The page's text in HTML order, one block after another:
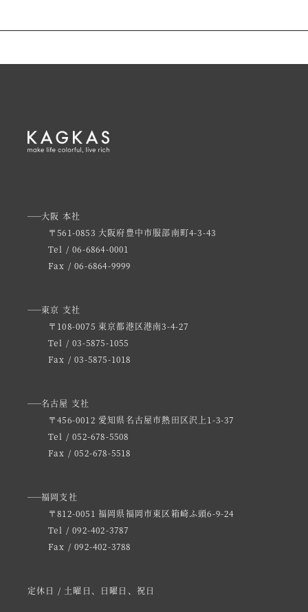
大阪 本社
〒561-0853 大阪府豊中市服部南町4-3-43
Tel / 06-6864-0001
Fax / 06-6864-9999
東京 支社
〒108-0075 東京都港区港南3-4-27
Tel / 03-5875-1055
Fax / 03-5875-1018
名古屋 支社
〒456-0012 愛知県名古屋市熱田区沢上1-3-37
Tel / 052-678-5508
Fax / 052-678-5518
福岡支社
〒812-0051 福岡県福岡市東区箱崎ふ頭6-9-24
Tel / 092-402-3787
Fax / 092-402-3788
定休日 / 土曜日、日曜日、祝日